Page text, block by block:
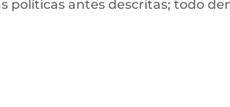
políticas antes descritas; todo